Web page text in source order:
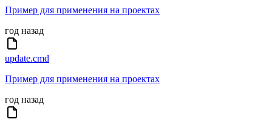
Пример для применения на проектах
год назад
update.cmd
Пример для применения на проектах
год назад